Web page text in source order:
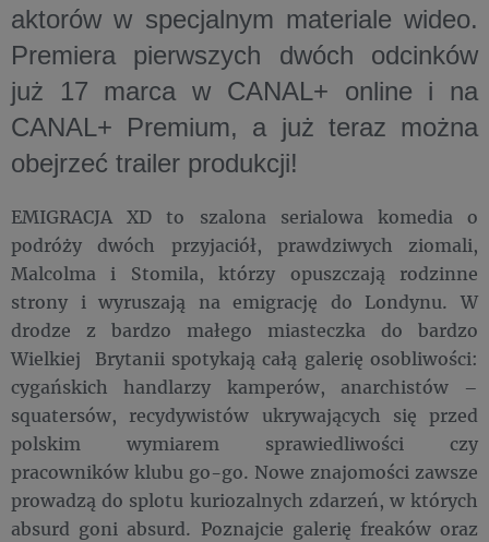
aktorów w specjalnym materiale wideo.
Premiera pierwszych dwóch odcinków
już 17 marca w CANAL+ online i na
CANAL+ Premium, a już teraz można
obejrzeć trailer produkcji!
EMIGRACJA XD to szalona serialowa komedia o
podróży dwóch przyjaciół, prawdziwych ziomali,
Malcolma i Stomila, którzy opuszczają rodzinne
strony i wyruszają na emigrację do Londynu. W
drodze z bardzo małego miasteczka do bardzo
Wielkiej Brytanii spotykają całą galerię osobliwości:
cygańskich handlarzy kamperów, anarchistów –
squatersów, recydywistów ukrywających się przed
polskim wymiarem sprawiedliwości czy
pracowników klubu go-go. Nowe znajomości zawsze
prowadzą do splotu kuriozalnych zdarzeń, w których
absurd goni absurd. Poznajcie galerię freaków oraz